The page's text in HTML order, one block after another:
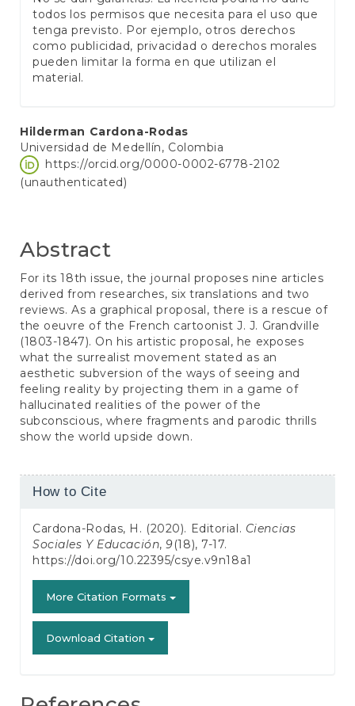
todos los permisos que necesita para el uso que
tenga previsto. Por ejemplo, otros derechos
como publicidad, privacidad o derechos morales
pueden limitar la forma en que utilizan el
material.
Main
Article
Content
Hilderman Cardona-Rodas
Universidad de Medellín, Colombia
https://orcid.org/0000-0002-6778-2102
(unauthenticated)
Abstract
For its 18th issue, the journal proposes nine articles
derived from researches, six translations and two
reviews. As a graphical proposal, there is a rescue of
the oeuvre of the French cartoonist J. J. Grandville
(1803-1847). On his artistic proposal, he exposes
what the surrealist movement stated as an
aesthetic subversion of the ways of seeing and
feeling reality by projecting them in a game of
hallucinated realities of the power of the
subconscious, where fragments and parodic thrills
show the world upside down.
Article
How to Cite
Cardona-Rodas, H. (2020). Editorial. Ciencias
Sociales Y Educación,9(18), 7-17.
https://doi.org/10.22395/csye.v9n18a1
More Citation Formats
Download Citation